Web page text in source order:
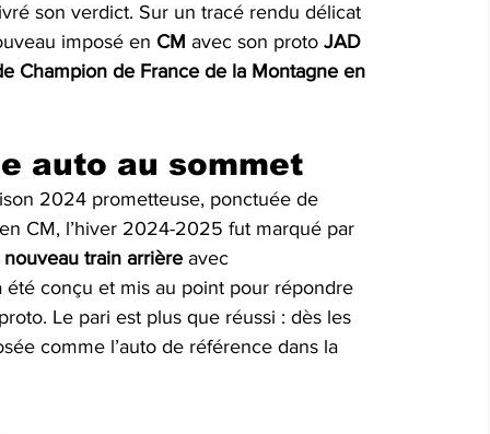
son verdict. Sur un tracé rendu délicat
imposé en CM avec son proto JAD
Champion de France de la Montagne en
auto au sommet
2024 prometteuse, ponctuée de
CM, l’hiver 2024-2025 fut marqué par
nouveau train arrière avec
conçu et mis au point pour répondre
Le pari est plus que réussi : dès les
comme l’auto de référence dans la